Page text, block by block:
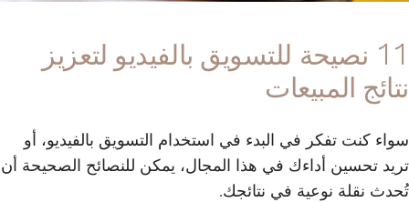
11 نصيحة للتسويق بالفيديو لتعزيز
نتائج المبيعات
سواء كنت تفكر في البدء في استخدام التسويق بالفيديو، أو
تريد تحسين أداءك في هذا المجال، يمكن للنصائح الصحيحة أن
تُحدث نقلة نوعية في نتائجك.